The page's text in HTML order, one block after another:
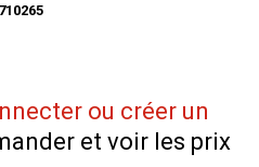
ou créer un
et voir les prix